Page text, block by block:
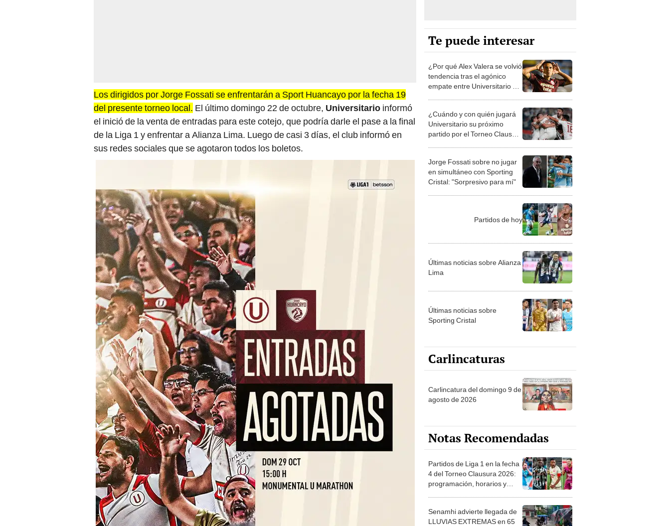
Los dirigidos por Jorge Fossati se enfrentarán a Sport Huancayo por la fecha 19
del presente torneo local. El último domingo 22 de octubre, Universitario informó
el inició de la venta de entradas para este cotejo, que podría darle el pase a la final
de la Liga 1 y enfrentar a Alianza Lima. Luego de casi 3 días, el club informó en
sus redes sociales que se agotaron todos los boletos.
Te puede interesar
¿Por qué Alex Valera se volvió
tendencia tras el agónico
empate entre Universitario y
¿Cuándo y con quién jugará
Universitario su próximo
partido por el Torneo Clausura
Jorge Fossati sobre no jugar
en simultáneo con Sporting
Cristal: "Sorpresivo para mí"
Partidos de hoy
Últimas noticias sobre Alianza
Lima
Últimas noticias sobre
Sporting Cristal
Carlincaturas
Carlincatura del domingo 9 de
agosto de 2026
Notas Recomendadas
Partidos de Liga 1 en la fecha
4 del Torneo Clausura 2026:
programación, horarios y
Senamhi advierte llegada de
LLUVIAS EXTREMAS en 65